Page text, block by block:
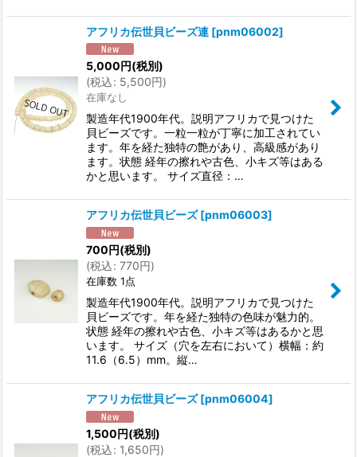
アフリカ伝世貝ビーズ連 [pnm06002]
5,000円(税別)
(税込: 5,500円)
在庫なし
製造年代1900年代。説明アフリカで見つけた
貝ビーズです。一粒一粒が丁寧に加工されてい
ます。年を経た独特の艶があり、高級感があり
ます。状態 経年の擦れや古色、小キズ等はある
かと思います。 サイズ直径：…
アフリカ伝世貝ビーズ [pnm06003]
700円(税別)
(税込: 770円)
在庫数 1点
製造年代1900年代。説明アフリカで見つけた
貝ビーズです。年を経た独特の色味が魅力的。
状態 経年の擦れや古色、小キズ等はあるかと思
います。 サイズ（穴を左右において）横幅：約
11.6（6.5）mm。縦…
アフリカ伝世貝ビーズ [pnm06004]
1,500円(税別)
(税込: 1,650円)